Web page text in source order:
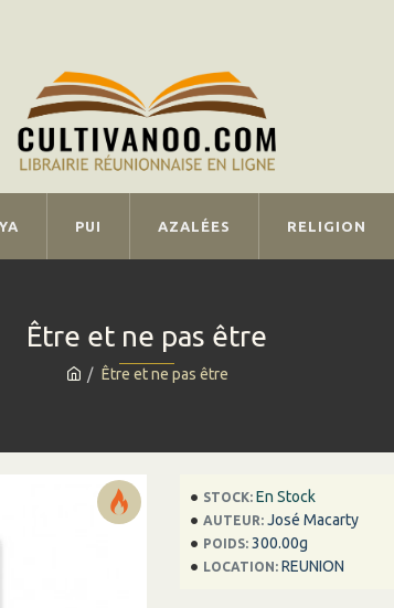
PUI AZALÉES RELIGION
Être et ne pas être
Être et ne pas être
STOCK: En Stock
AUTEUR: José Macarty
POIDS: 300.00g
LOCATION: REUNION